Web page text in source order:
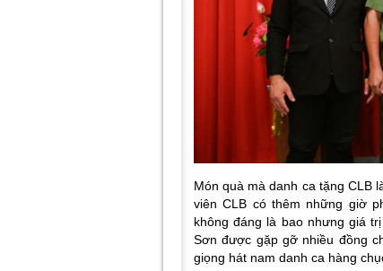
Món quà mà danh ca tặng CLB
viên CLB có thêm những giờ
không đáng là bao nhưng giá
Sơn được gặp gỡ nhiều đồng
giọng hát nam danh ca hàng